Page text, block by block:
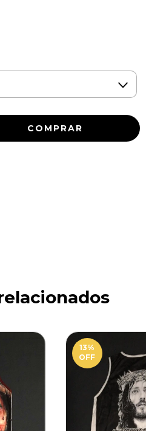
13%
OFF